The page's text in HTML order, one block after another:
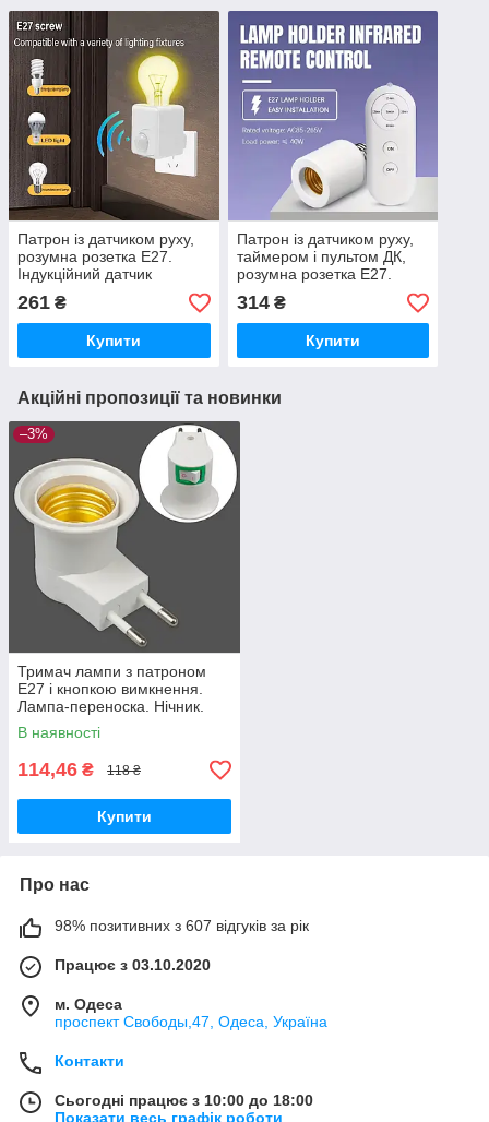
Патрон із датчиком руху,
розумна розетка Е27.
Індукційний датчик
присутності людини. 85-
265V
261 ₴
Купити
Патрон із датчиком руху,
таймером і пультом ДК,
розумна розетка Е27.
присутності людини. 85-
265V
314₴
Купити
Акційні пропозиції та новинки
–3%
Тримач лампи з патроном
Е27 і кнопкою вимкнення.
Лампа-переноска. Нічник.
Контрольна лампа.
В наявності
114,46 ₴ 118 ₴
Купити
Про нас
98% позитивних з 607 відгуків за рік
Працює з 03.10.2020
м. Одеса
проспект Свободы,47, Одеса, Україна
Контакти
Сьогодні працює з 10:00 до 18:00
Показати весь графік роботи